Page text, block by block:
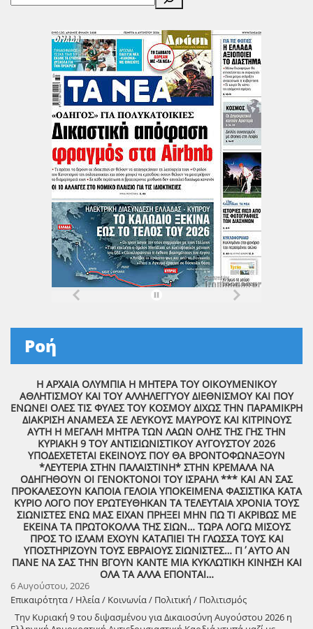
Ροή
Η ΑΡΧΑΙΑ ΟΛΥΜΠΙΑ Η ΜΗΤΕΡΑ ΤΟΥ ΟΙΚΟΥΜΕΝΙΚΟΥ
ΑΘΛΗΤΙΣΜΟΥ ΚΑΙ ΤΟΥ ΑΛΛΗΛΕΓΓΥΟΥ ΔΙΕΘΝΙΣΜΟΥ ΚΑΙ ΠΟΥ
ΕΝΩΝΕΙ ΟΛΕΣ ΤΙΣ ΦΥΛΕΣ ΤΟΥ ΚΟΣΜΟΥ ΔΙΧΩΣ ΤΗΝ ΠΑΡΑΜΙΚΡΗ
ΔΙΑΚΡΙΣΗ ΑΝΑΜΕΣΑ ΣΕ ΛΕΥΚΟΥΣ ΜΑΥΡΟΥΣ ΚΑΙ ΚΙΤΡΙΝΟΥΣ
ΑΥΤΗ Η ΜΕΓΑΛΗ ΜΗΤΡΑ ΤΩΝ ΛΑΩΝ ΟΛΗΣ ΤΗΣ ΓΗΣ ΤΗΝ
ΚΥΡΙΑΚΗ 9 ΤΟΥ ΑΝΤΙΣΙΩΝΙΣΤΙΚΟΥ ΑΥΓΟΥΣΤΟΥ 2026
ΥΠΟΔΕΧΕΤΕΤΑΙ ΕΚΕΙΝΟΥΣ ΠΟΥ ΘΑ ΒΡΟΝΤΟΦΩΝΑΞΟΥΝ
*ΛΕΥΤΕΡΙΑ ΣΤΗΝ ΠΑΛΑΙΣΤΙΝΗ* ΣΤΗΝ ΚΡΕΜΑΛΑ ΝΑ
ΟΔΗΓΗΘΟΥΝ ΟΙ ΓΕΝΟΚΤΟΝΟΙ ΤΟΥ ΙΣΡΑΗΛ *** ΚΑΙ ΑΝ ΣΑΣ
ΠΡΟΚΑΛΕΣΟΥΝ ΚΑΠΟΙΑ ΓΕΛΟΙΑ ΥΠΟΚΕΙΜΕΝΑ ΦΑΣΙΣΤΙΚΑ ΚΑΤΑ
ΚΥΡΙΟ ΛΟΓΟ ΠΟΥ ΕΡΩΤΕΥΘΗΚΑΝ ΤΑ ΤΕΛΕΥΤΑΙΑ ΧΡΟΝΙΑ ΤΟΥΣ
ΣΙΩΝΙΣΤΕΣ ΕΝΩ ΜΑΣ ΕΙΧΑΝ ΠΡΗΞΕΙ ΜΗΝ ΠΩ ΤΙ ΑΚΡΙΒΩΣ ΜΕ
ΕΚΕΙΝΑ ΤΑ ΠΡΩΤΟΚΟΛΛΑ ΤΗΣ ΣΙΩΝ… ΤΩΡΑ ΛΟΓΩ ΜΙΣΟΥΣ
ΠΡΟΣ ΤΟ ΙΣΛΑΜ ΕΧΟΥΝ ΚΑΤΑΠΙΕΙ ΤΗ ΓΛΩΣΣΑ ΤΟΥΣ ΚΑΙ
ΥΠΟΣΤΗΡΙΖΟΥΝ ΤΟΥΣ ΕΒΡΑΙΟΥΣ ΣΙΩΝΙΣΤΕΣ… ΓΙ΄ΑΥΤΟ ΑΝ
ΠΑΝΕ ΝΑ ΣΑΣ ΤΗΝ ΒΓΟΥΝ ΚΑΝΤΕ ΜΙΑ ΚΥΚΛΩΤΙΚΗ ΚΙΝΗΣΗ ΚΑΙ
ΟΛΑ ΤΑ ΑΛΛΑ ΕΠΟΝΤΑΙ…
6 Αυγούστου, 2026
Επικαιρότητα / Ηλεία / Κοινωνία / Πολιτική / Πολιτισμός
Την Κυριακή 9 του διψασμένου για Δικαιοσύνη Αυγούστου 2026 η